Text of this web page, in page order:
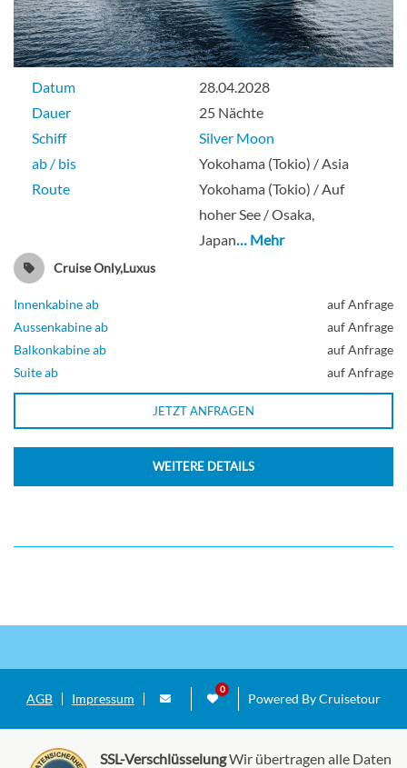
Datum
28.04.2028
Dauer
25 Nächte
Schiff
Silver Moon
ab / bis
Yokohama (Tokio) / Asia
Route
Yokohama (Tokio) / Auf
hoher See / Osaka,
Japan… Mehr
Cruise Only,Luxus
Innenkabine ab
auf Anfrage
Aussenkabine ab
auf Anfrage
Balkonkabine ab
auf Anfrage
Suite ab
auf Anfrage
JETZT ANFRAGEN
WEITERE DETAILS
AGB Impressum Powered By Cruisetour
SSL-VerschlüsselungWir übertragen alle Daten